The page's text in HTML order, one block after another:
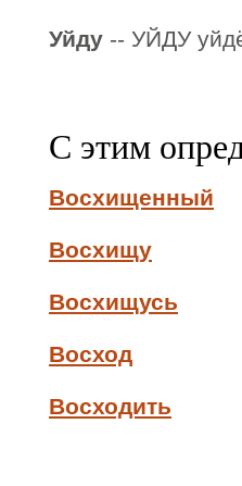
Уйду -- УЙДУ
С этим
Восхищенный
Восхищу
Восхищусь
Восход
Восходить